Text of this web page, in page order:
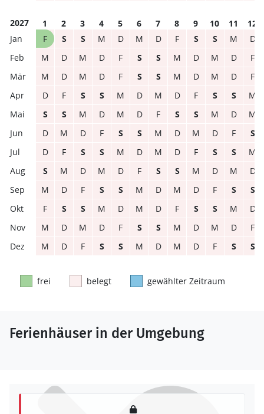
2027 1 2 3 4 5 6 7 8 9 10 11
12
F
S S M D M D F S S M
D
M
D M D F S S M D M D
F
M
D M D F S S M D M D
F
D
F S S M D M D F S S
M
S
S M D M D F S S M D
M
D
M D F S S M D M D F
S
D
F S S M D M D F S S
M
S
M D M D F S S M D M
D
M
D F S S M D M D F S
S
F
S S M D M D F S S M
D
M
D M D F S S M D M D
F
M
D F S S M D M D F S S
frei belegt gewählter Zeitraum
Ferienhäuser in der Umgebung